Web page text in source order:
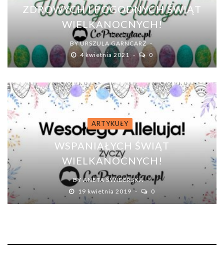
ZDROWYCH I POGODNYCH ŚWIĄT
WIELKANOCNYCH!
BYURSZULA GARNCARZ
4 kwietnia 2021
0
ARTYKUŁY
WSPANIAŁYCH ŚWIĄT
WIELKANOCNYCH!
BY ANETA ŚWIDERSKA
19 kwietnia 2019
0